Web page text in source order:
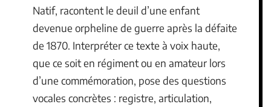
Natif, racontent le deuil d’une enfant
devenue orpheline de guerre après la défaite
de 1870. Interpréter ce texte à voix haute,
que ce soit en régiment ou en amateur lors
d’une commémoration, pose des questions
vocales concrètes : registre, articulation,